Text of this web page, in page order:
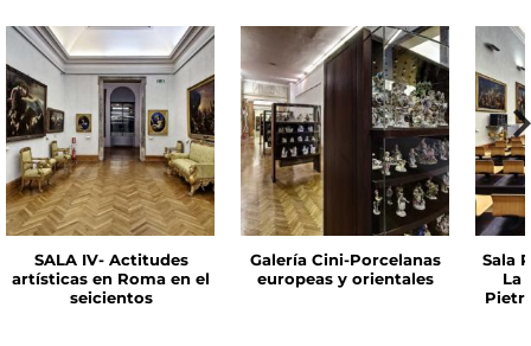
SALA IV- Actitudes
artísticas en Roma en el
seicientos
Galería Cini-Porcelanas
europeas y orientales
Sala
La